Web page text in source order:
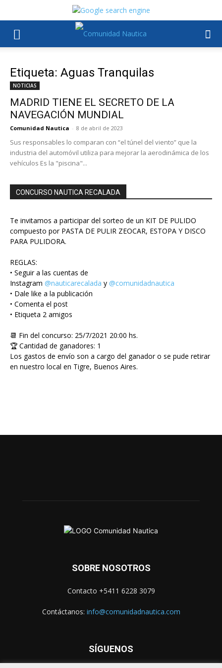
Etiqueta: Aguas Tranquilas
NOTICIAS
MADRID TIENE EL SECRETO DE LA
NAVEGACIÓN MUNDIAL
Comunidad Nautica - 8 de abril de 2023
Sus responsables lo comparan con “el túnel del viento” que la
industria del automóvil utiliza para mejorar la aerodinámica de los
vehículos Es la "piscina"...
CONCURSO NAUTICA RECALADA
Te invitamos a participar del sorteo de un KIT DE PULIDO
compuesto por PASTA DE PULIR ZEOCAR, ESTOPA Y DISCO
PARA PULIDORA.
REGLAS:
• Seguir a las cuentas de
Instagram @nauticarecalada y @comunidadnautica
• Dale like a la publicación
• Comenta el post
• Etiqueta 2 amigos
📆 Fin del concurso: 25/7/2021 20:00 hs.
🏆 Cantidad de ganadores: 1
Los gastos de envío son a cargo del ganador o se pude retirar
en nuestro local en Tigre, Buenos Aires.
SOBRE NOSOTROS
Contacto +5411 6228 3079
Contáctanos: info@comunidadnautica.com
SÍGUENOS